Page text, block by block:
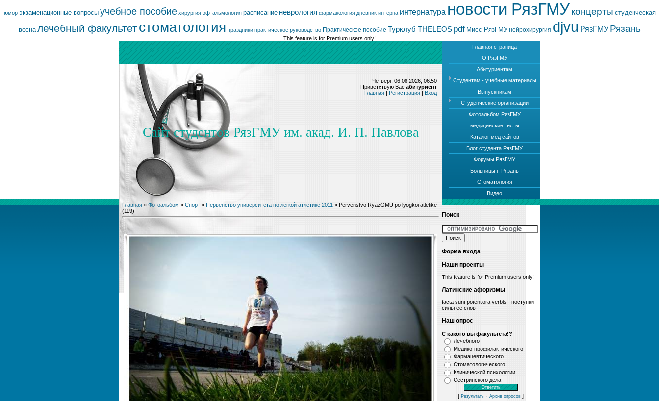
юмор экзаменационные вопросы учебное пособие хирургия офтальмология расписание неврология фармакология дневник интерна интернатура новости РязГМУ концерты студенческая
весна лечебный факультетстоматология праздники практическое руководство Практическое пособие Турклуб THELEOS pdf Мисс РязГМУ нейрохирургия djvu РязГМУ Рязань
This feature is for Premium users only!
Главная страница
О РязГМУ
Абитуриентам
Студентам - учебные материалы
Выпускникам
Студенческие организации
Фотоальбом РязГМУ
медицинские тесты
Каталог мед сайтов
Блог студента РязГМУ
Форумы РязГМУ
Больницы г. Рязань
Стоматология
Видео
Четверг, 06.08.2026, 06:50
Приветствую Вас абитуриент
Главная | Регистрация | Вход
Сайт студентов РязГМУ им. акад. И. П. Павлова
Главная » Фотоальбом » Спорт » Первенство университета по легкой атлетике 2011 » Pervenstvo RyazGMU po lyogkoi atletike
(119)
Поиск
Форма входа
Наши проекты
This feature is for Premium users only!
Латинские афоризмы
facta sunt potentiora verbis - поступки
сильнее слов
Наш опрос
С какого вы факультета!?
Лечебного
Медико-профилактического
Фармацевтического
Стоматологического
Клинической психологии
Сестринского дела
[ Результаты · Архив опросов ]